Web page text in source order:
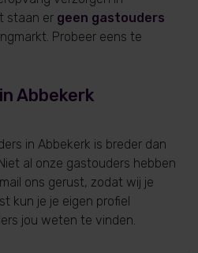
staan er geen gastouders
Probeer eens te
Abbekerk
in Abbekerk is breder dan
al onze gastouders hebben
ons gerust, zodat wij je
kun je je eigen profiel
jou weten te vinden.